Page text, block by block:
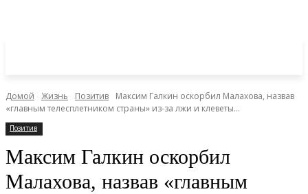
Домой Жизнь Позитив
Максим Галкин оскорбил Малахова, назвав
«главным телесплетником страны» из-за лжи и клеветы...
Позитив
Максим Галкин оскорбил
Малахова, назвав «главным